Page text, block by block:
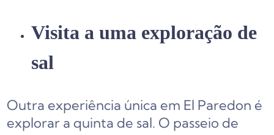
Visita a uma exploração de
sal
Outra experiência única em El Paredon é
explorar a quinta de sal. O passeio de